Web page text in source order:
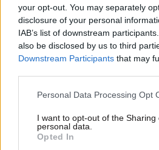
your opt-out. You may separately
disclosure of your personal
IAB’s list of downstream
also be disclosed by us to third
Downstream Participants that may
Please note that this website/app
not limited to your visit or usage
grant or deny consent to Google
use your data for below specified
Personal Data Processing Opt
I want to opt-out of the Sharing
personal data.
Opted In